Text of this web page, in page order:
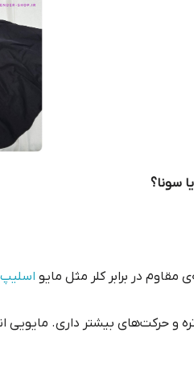
مقاوم در برابر کلر مثل مایو اسلیپ
و حرکت‌های بیشتر داری.